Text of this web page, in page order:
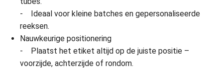
- Ideaal voor kleine batches en gepersonaliseerde
reeksen.
Nauwkeurige positionering
- Plaatst het etiket altijd op de juiste positie –
voorzijde, achterzijde of rondom.